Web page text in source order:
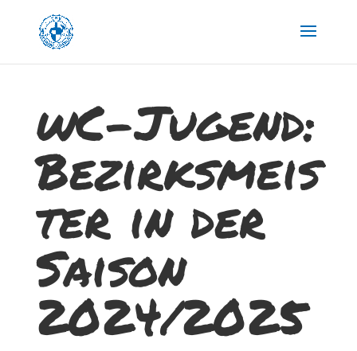
wC-Jugend:
Bezirksmeis
ter in der
Saison
2024/2025